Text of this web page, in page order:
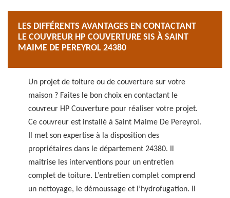
LES DIFFÉRENTS AVANTAGES EN CONTACTANT
LE COUVREUR HP COUVERTURE SIS À SAINT
MAIME DE PEREYROL 24380
Un projet de toiture ou de couverture sur votre
maison ? Faites le bon choix en contactant le
couvreur HP Couverture pour réaliser votre projet.
Ce couvreur est installé à Saint Maime De Pereyrol.
Il met son expertise à la disposition des
propriétaires dans le département 24380. Il
maitrise les interventions pour un entretien
complet de toiture. L’entretien complet comprend
un nettoyage, le démoussage et l’hydrofugation. Il